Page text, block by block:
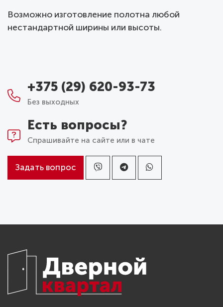
Возможно изготовление полотна любой
нестандартной ширины или высоты.
+375 (29) 620-93-73
Без выходных
Есть вопросы?
Спрашивайте на сайте или в чате
Задать вопрос